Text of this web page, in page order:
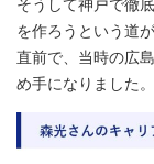
そうして神戸で徹
を作ろうという道
直前で、当時の広
め手になりました。